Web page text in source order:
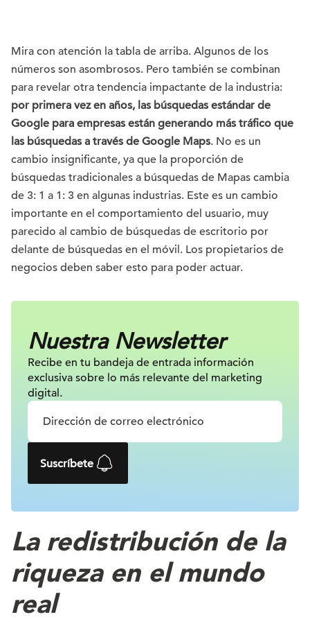
Mira con atención la tabla de arriba. Algunos de los
números son asombrosos. Pero también se combinan
para revelar otra tendencia impactante de la industria:
por primera vez en años, las búsquedas estándar de
Google para empresas están generando más tráfico que
las búsquedas a través de Google Maps. No es un
cambio insignificante, ya que la proporción de
búsquedas tradicionales a búsquedas de Mapas cambia
de 3: 1 a 1: 3 en algunas industrias. Este es un cambio
importante en el comportamiento del usuario, muy
parecido al cambio de búsquedas de escritorio por
delante de búsquedas en el móvil. Los propietarios de
negocios deben saber esto para poder actuar.
Nuestra Newsletter
Recibe en tu bandeja de entrada información
exclusiva sobre lo más relevante del marketing
digital.
Suscríbete
La redistribución de la
riqueza en el mundo
real